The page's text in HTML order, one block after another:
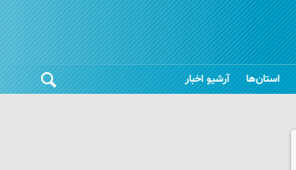
استان‌ها آرشیو اخبار